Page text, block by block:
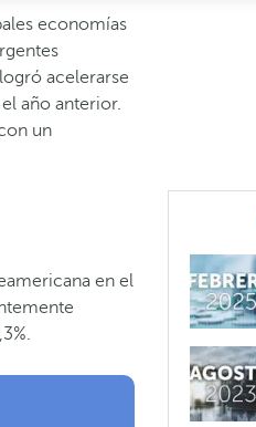
economías
acelerarse
año anterior.
un
en el